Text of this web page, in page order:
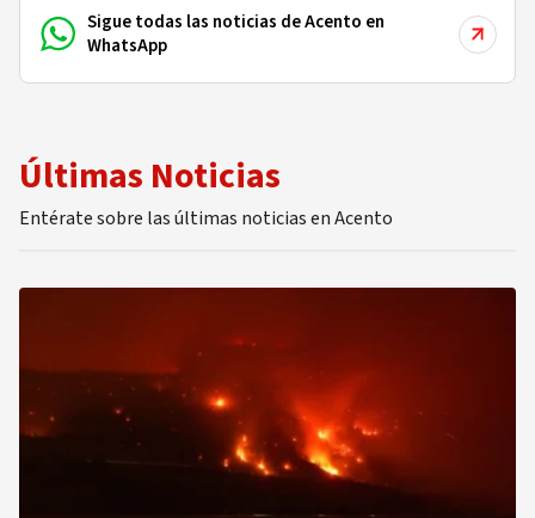
Sigue todas las noticias de Acento en
WhatsApp